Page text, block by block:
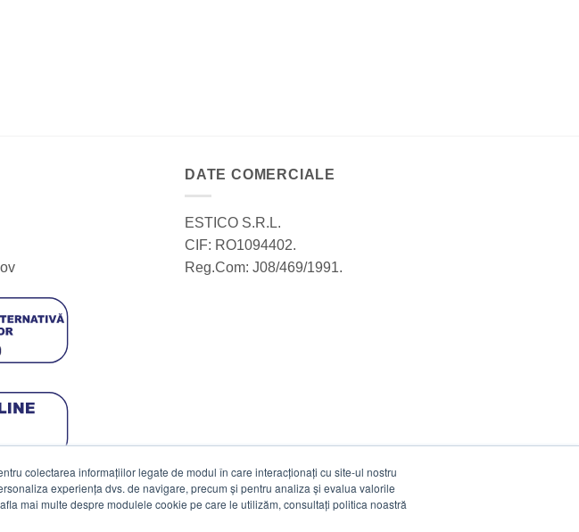
colectarea informațiilor legate de modul în care interacționați cu site-ul nostru
experiența dvs. de navigare, precum și pentru analiza și evalua valorile
mai multe despre modulele cookie pe care le utilizăm, consultați politica noastră
DATE COMERCIALE
ESTICO S.R.L.
CIF: RO1094402.
Reg.Com: J08/469/1991.